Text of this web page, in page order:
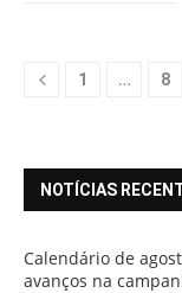
1 … 8
NOTÍCIAS
Calendário de
avanços na